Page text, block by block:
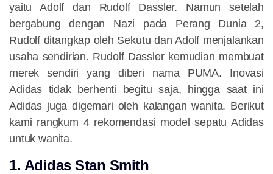
yaitu Adolf dan Rudolf Dassler. Namun setelah
bergabung dengan Nazi pada Perang Dunia 2,
Rudolf ditangkap oleh Sekutu dan Adolf menjalankan
usaha sendirian. Rudolf Dassler kemudian membuat
merek sendiri yang diberi nama PUMA. Inovasi
Adidas tidak berhenti begitu saja, hingga saat ini
Adidas juga digemari oleh kalangan wanita. Berikut
kami rangkum 4 rekomendasi model sepatu Adidas
untuk wanita.
1. Adidas Stan Smith